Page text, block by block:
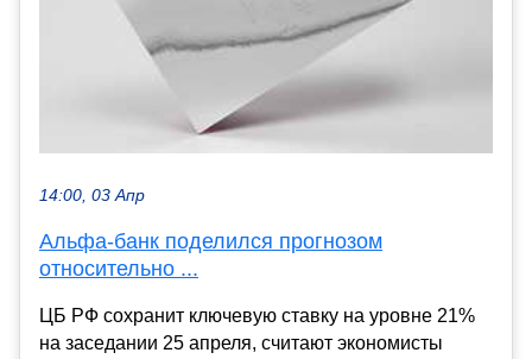
14:00, 03 Апр
Альфа-банк поделился прогнозом
относительно ...
ЦБ РФ сохранит ключевую ставку на уровне 21%
на заседании 25 апреля, считают экономисты